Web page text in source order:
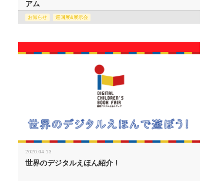
アム
お知らせ 巡回展&展示会
2020.04.13
世界のデジタルえほん紹介！